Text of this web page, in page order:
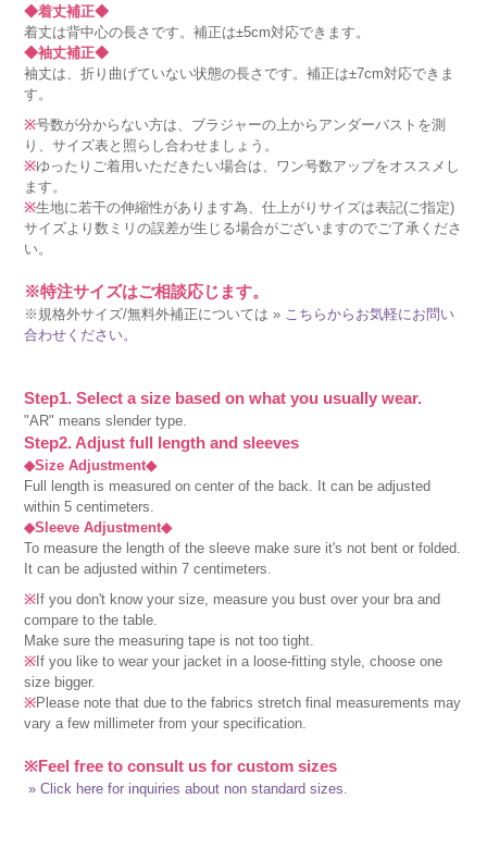
◆着丈補正◆
着丈は背中心の長さです。補正は±5cm対応できます。
◆袖丈補正◆
袖丈は、折り曲げていない状態の長さです。補正は±7cm対応できま
す。
※号数が分からない方は、ブラジャーの上からアンダーバストを測
り、サイズ表と照らし合わせましょう。
※ゆったりご着用いただきたい場合は、ワン号数アップをオススメし
ます。
※生地に若干の伸縮性があります為、仕上がりサイズは表記(ご指定)
サイズより数ミリの誤差が生じる場合がございますのでご了承くださ
い。
※特注サイズはご相談応じます。
※規格外サイズ/無料外補正については » こちらからお気軽にお問い
合わせください。
Step1. Select a size based on what you usually wear.
"AR" means slender type.
Step2. Adjust full length and sleeves
◆Size Adjustment◆
Full length is measured on center of the back. It can be adjusted
within 5 centimeters.
◆Sleeve Adjustment◆
To measure the length of the sleeve make sure it's not bent or folded.
It can be adjusted within 7 centimeters.
※ If you don't know your size, measure you bust over your bra and
compare to the table.
Make sure the measuring tape is not too tight.
※ If you like to wear your jacket in a loose-fitting style, choose one
size bigger.
※Please note that due to the fabrics stretch final measurements may
vary a few millimeter from your specification.
※Feel free to consult us for custom sizes
» Click here for inquiries about non standard sizes.